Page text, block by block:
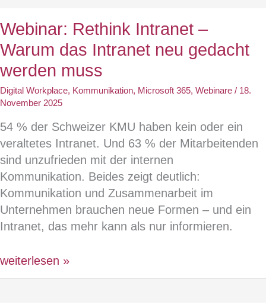
in
Microsoft
365
Verträge
verstehen,
freigeben
Webinar: Rethink Intranet –
Warum das Intranet neu gedacht
werden muss
Digital Workplace, Kommunikation, Microsoft 365, Webinare / 18.
November 2025
54 % der Schweizer KMU haben kein oder ein
veraltetes Intranet. Und 63 % der Mitarbeitenden
sind unzufrieden mit der internen
Kommunikation. Beides zeigt deutlich:
Kommunikation und Zusammenarbeit im
Unternehmen brauchen neue Formen – und ein
Intranet, das mehr kann als nur informieren.
Webinar:
Rethink
weiterlesen »